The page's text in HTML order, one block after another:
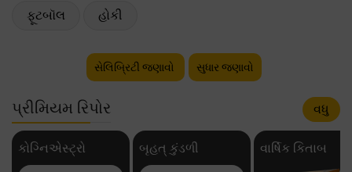
ફૂટબૉલ હોકી
સેલિબ્રિટી જણાવો સુધાર જણાવો
પ્રીમિયમ રિપોર વધુ
કોગ્નિએસ્ટ્રો બૃહત્ કુંડળી વાર્ષિક કિતાબ